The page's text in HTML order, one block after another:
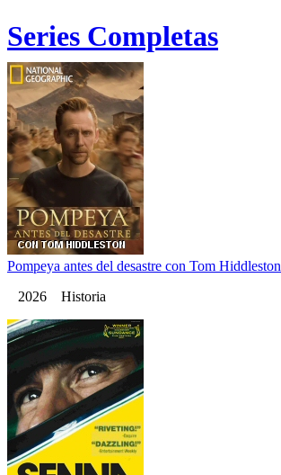
Series Completas
Pompeya antes del desastre con Tom Hiddleston
2026 Historia